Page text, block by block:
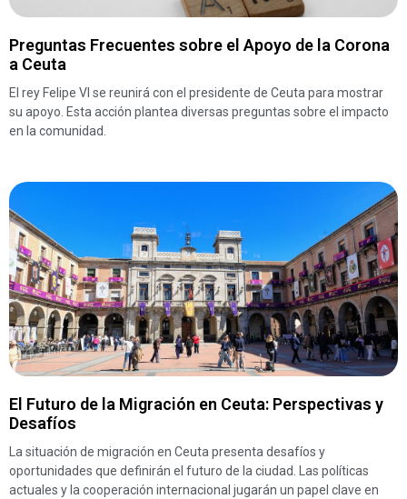
Preguntas Frecuentes sobre el Apoyo de la Corona
a Ceuta
El rey Felipe VI se reunirá con el presidente de Ceuta para mostrar
su apoyo. Esta acción plantea diversas preguntas sobre el impacto
en la comunidad.
El Futuro de la Migración en Ceuta: Perspectivas y
Desafíos
La situación de migración en Ceuta presenta desafíos y
oportunidades que definirán el futuro de la ciudad. Las políticas
actuales y la cooperación internacional jugarán un papel clave en